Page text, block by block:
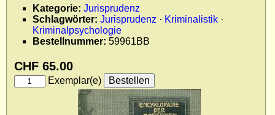
Widerruf
Wir über uns
Newsletter kostenlos abonnieren
Links
Impressum
Kategorie: Jurisprudenz
Schlagwörter: Jurisprudenz · Kriminalistik ·
Kriminalpsychologie
Bestellnummer: 59961BB
CHF 65.00
Exemplar(e)